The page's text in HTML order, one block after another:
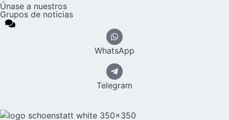
Únase a nuestros
Grupos de noticias
WhatsApp
Telegram